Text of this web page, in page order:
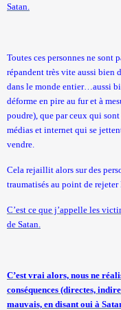
Satan.
Toutes ces personnes ne sont
répandent très vite aussi bien
dans le monde entier…aussi
déforme en pire au fur et à
poudre), que par ceux qui
médias et internet qui se
vendre.
Cela rejaillit alors sur des
traumatisés au point de rejeter
C’est ce que j’appelle les
de Satan.
C’est vrai alors, nous ne
conséquences (directes,
mauvais, en disant oui à